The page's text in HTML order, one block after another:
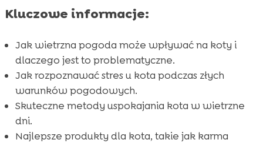
Aktywność fizyczna i zabawy w domu
 Jak przygotować kota na złą pogodę
 Potential hemp oil and CBD for calming cats
 Znaczenie codziennej obserwacji i opieki
 Korzyści z regularnych kontrol u weterynarza
Wniosek
FAQ
Kluczowe informacje:
Jak wietrzna pogoda może wpływać na koty i
dlaczego jest to problematyczne.
Jak rozpoznawać stres u kota podczas złych
warunków pogodowych.
Skuteczne metody uspokajania kota w wietrzne
dni.
Najlepsze produkty dla kota, takie jak karma